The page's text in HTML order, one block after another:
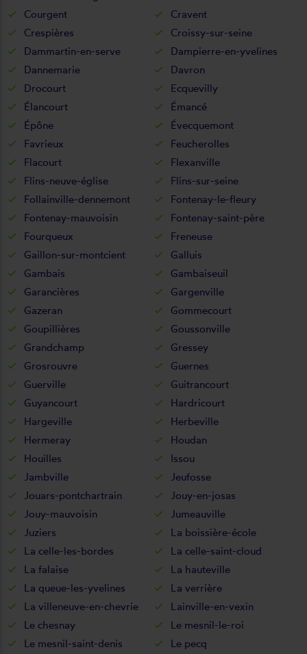
Courgent
Cravent
Crespières
Croissy-sur-seine
Dammartin-en-serve
Dampierre-en-yvelines
Dannemarie
Davron
Drocourt
Ecquevilly
Élancourt
Émancé
Épône
Évecquemont
Favrieux
Feucherolles
Flacourt
Flexanville
Flins-neuve-église
Flins-sur-seine
Follainville-dennemont
Fontenay-le-fleury
Fontenay-mauvoisin
Fontenay-saint-père
Fourqueux
Freneuse
Gaillon-sur-montcient
Galluis
Gambais
Gambaiseuil
Garancières
Gargenville
Gazeran
Gommecourt
Goupillières
Goussonville
Grandchamp
Gressey
Grosrouvre
Guernes
Guerville
Guitrancourt
Guyancourt
Hardricourt
Hargeville
Herbeville
Hermeray
Houdan
Houilles
Issou
Jambville
Jeufosse
Jouars-pontchartrain
Jouy-en-josas
Jouy-mauvoisin
Jumeauville
Juziers
La boissière-école
La celle-les-bordes
La celle-saint-cloud
La falaise
La hauteville
La queue-les-yvelines
La verrière
La villeneuve-en-chevrie
Lainville-en-vexin
Le chesnay
Le mesnil-le-roi
Le mesnil-saint-denis
Le pecq